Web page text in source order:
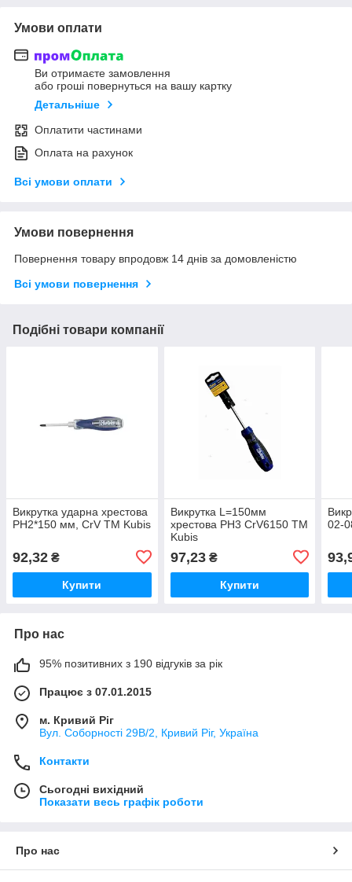
Умови оплати
Ви отримаєте замовлення
або гроші повернуться на вашу картку
Детальніше
Оплатити частинами
Оплата на рахунок
Всі умови оплати
Умови повернення
Повернення товару впродовж 14 днів за домовленістю
Всі умови повернення
Подібні товари компанії
Викрутка ударна хрестова
PH2*150 мм, CrV ТМ Kubis
92,32 ₴
Купити
Викрутка L=150мм
хрестова PH3 CrV6150 ТМ
Kubis
97,23₴
Купити
02-
Про нас
95% позитивних з 190 відгуків за рік
Працює з 07.01.2015
м. Кривий Ріг
Вул. Соборності 29В/2, Кривий Ріг, Україна
Контакти
Сьогодні вихідний
Показати весь графік роботи
Про нас